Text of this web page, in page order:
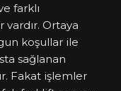
farklı
Ortaya
koşullar ile
sağlanan
Fakat işlemler